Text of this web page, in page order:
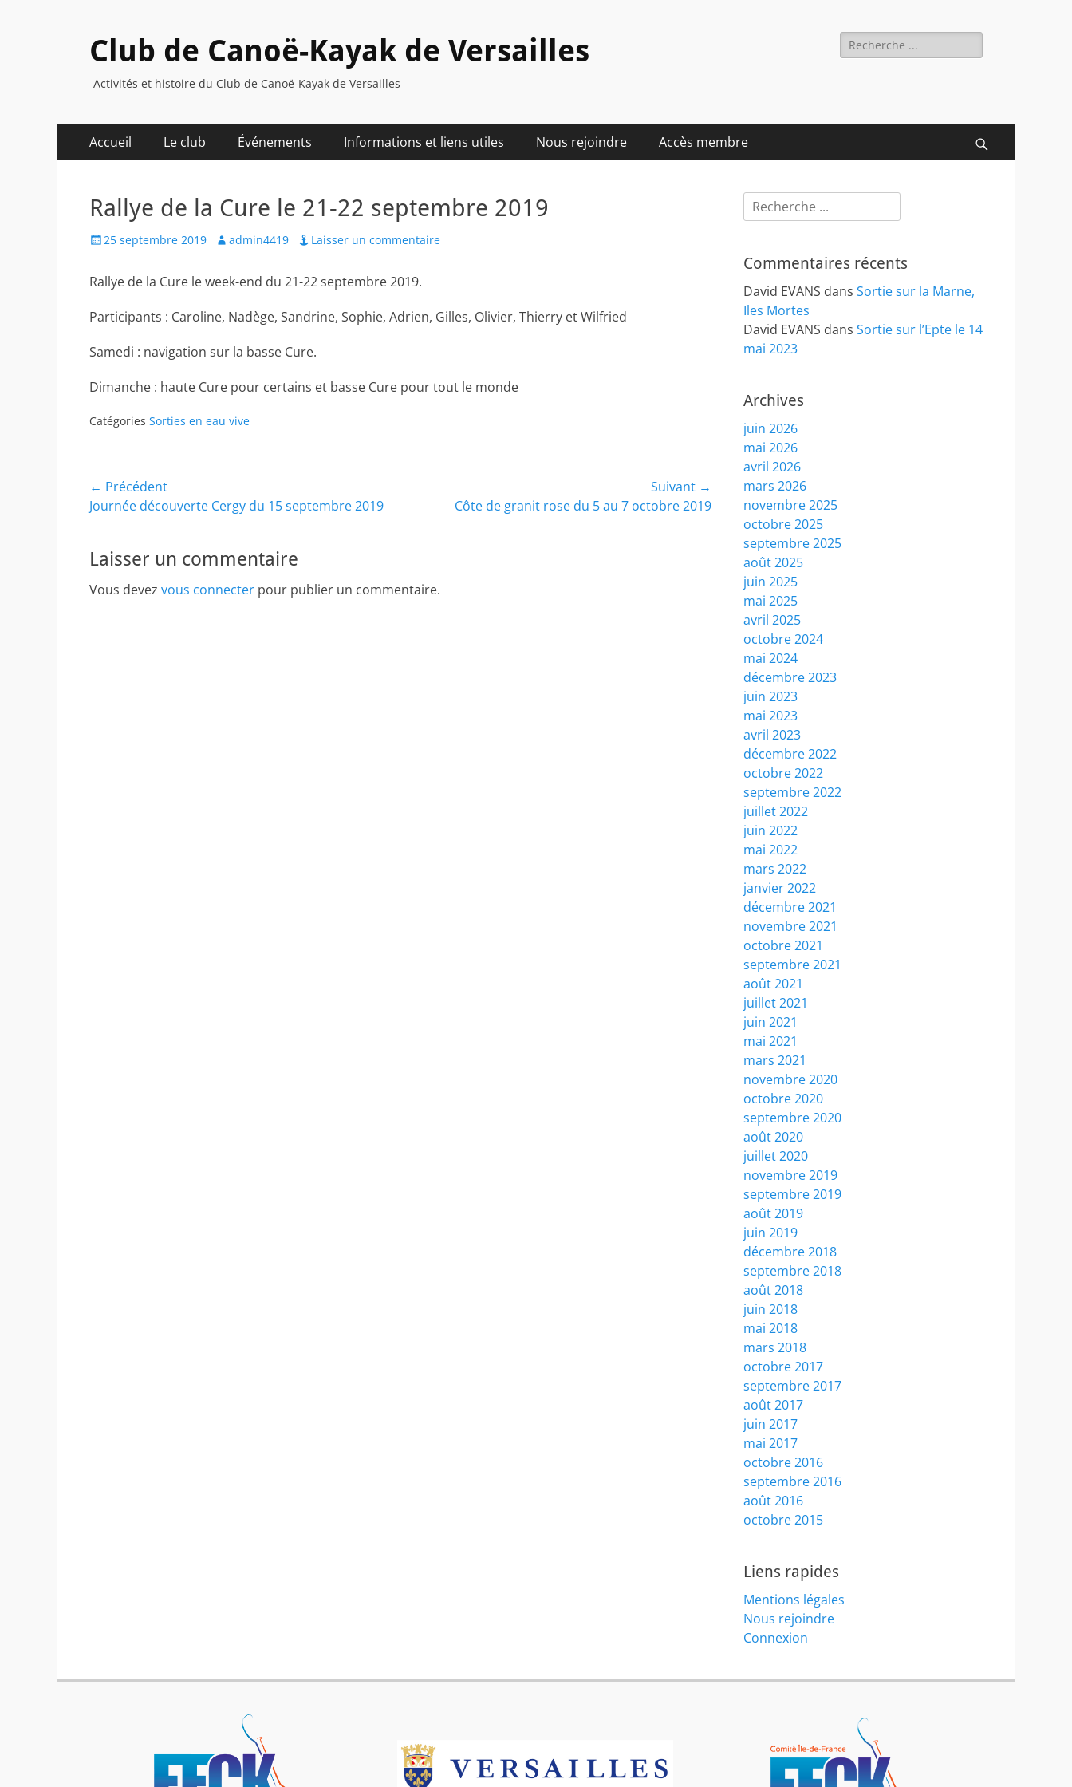
Club de Canoë-Kayak de Versailles
Activités et histoire du Club de Canoë-Kayak de Versailles
Rechercher :
Menu
principal
Accueil Le club Événements Informations et liens utiles Nous rejoindre Accès membre
Rallye de la Cure le 21-22 septembre 2019
Posted
25 septembre 2019 Author
admin4419 Laisser un commentaire
Rallye de la Cure le week-end du 21-22 septembre 2019.
Participants : Caroline, Nadège, Sandrine, Sophie, Adrien, Gilles, Olivier, Thierry et Wilfried
Samedi : navigation sur la basse Cure.
Dimanche : haute Cure pour certains et basse Cure pour tout le monde
Catégories Sorties en eau vive
Navigation
de
l’article
← Précédent
Article
Journée découverte Cergy du 15 septembre 2019
Suivant →
Côte de granit rose du 5 au 7 octobre 2019
Laisser un commentaire
Vous devez vous connecter pour publier un commentaire.
Rechercher :
Commentaires récents
David EVANS dans Sortie sur la Marne,
Iles Mortes
David EVANS dans Sortie sur l’Epte le 14
mai 2023
Archives
juin 2026
mai 2026
avril 2026
mars 2026
novembre 2025
octobre 2025
septembre 2025
août 2025
juin 2025
mai 2025
avril 2025
octobre 2024
mai 2024
décembre 2023
juin 2023
mai 2023
avril 2023
décembre 2022
octobre 2022
septembre 2022
juillet 2022
juin 2022
mai 2022
mars 2022
janvier 2022
décembre 2021
novembre 2021
octobre 2021
septembre 2021
août 2021
juillet 2021
juin 2021
mai 2021
mars 2021
novembre 2020
octobre 2020
septembre 2020
août 2020
juillet 2020
novembre 2019
septembre 2019
août 2019
juin 2019
décembre 2018
septembre 2018
août 2018
juin 2018
mai 2018
mars 2018
octobre 2017
septembre 2017
août 2017
juin 2017
mai 2017
octobre 2016
septembre 2016
août 2016
octobre 2015
Liens rapides
Mentions légales
Nous rejoindre
Connexion